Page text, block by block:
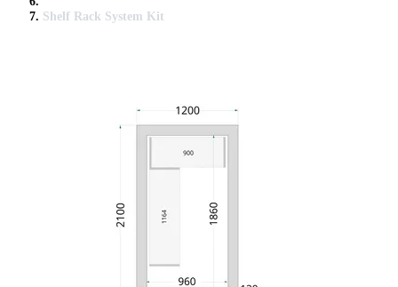
Shelf Rack System Kit